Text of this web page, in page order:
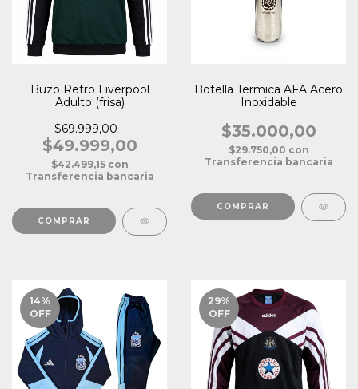
Buzo Retro Liverpool
Adulto (frisa)
$69.999,00
$49.999,00
$42.499,15 con
Transferencia bancaria
COMPRAR
Botella Termica AFA Acero
Inoxidable
$35.000,00
$29.750,00 con
Transferencia bancaria
14%
OFF
29%
OFF